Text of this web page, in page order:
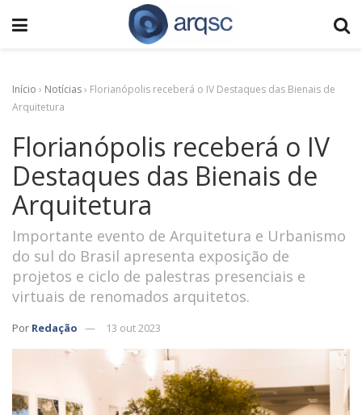
Início › Notícias› Florianópolis receberá o IV Destaques das Bienais de
Arquitetura
Florianópolis receberá o IV
Destaques das Bienais de
Arquitetura
Importante evento de Arquitetura e Urbanismo
do sul do Brasil apresenta exposição de
projetos e ciclo de palestras presenciais e
virtuais de renomados arquitetos.
Por Redação 13 out 2023